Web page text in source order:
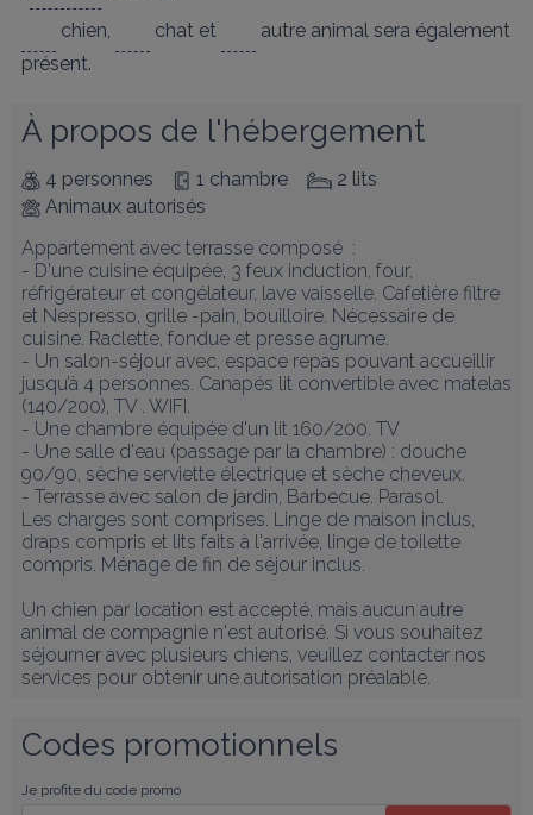
chien, chat et autre animal sera également
présent.
À propos de l'hébergement
4 personnes 1 chambre
2 lits
Animaux autorisés
Appartement avec terrasse composé  :
- D'une cuisine équipée, 3 feux induction, four,
réfrigérateur et congélateur, lave vaisselle. Cafetière filtre
et Nespresso, grille -pain, bouilloire. Nécessaire de
cuisine. Raclette, fondue et presse agrume.
- Un salon-séjour avec, espace repas pouvant accueillir
jusqu’à 4 personnes. Canapés lit convertible avec matelas
(140/200), TV . WIFI.
- Une chambre équipée d'un lit 160/200. TV
- Une salle d'eau (passage par la chambre) : douche
90/90, sèche serviette électrique et sèche cheveux.
- Terrasse avec salon de jardin, Barbecue. Parasol.
Les charges sont comprises. Linge de maison inclus,
draps compris et lits faits à l'arrivée, linge de toilette
compris. Ménage de fin de séjour inclus.
Un chien par location est accepté, mais aucun autre
animal de compagnie n'est autorisé. Si vous souhaitez
séjourner avec plusieurs chiens, veuillez contacter nos
services pour obtenir une autorisation préalable.
Codes promotionnels
Je profite du code promo